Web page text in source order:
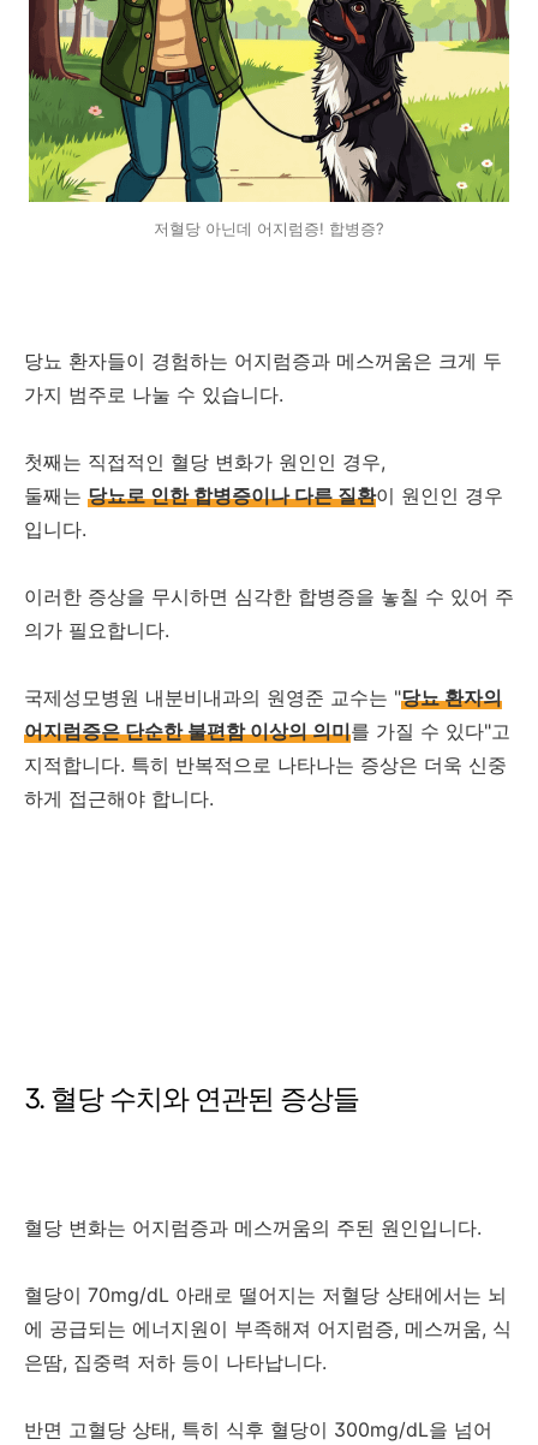
저혈당 아닌데 어지럼증! 합병증?
당뇨 환자들이 경험하는 어지럼증과 메스꺼움은 크게 두
가지 범주로 나눌 수 있습니다.
첫째는 직접적인 혈당 변화가 원인인 경우,
둘째는 당뇨로 인한 합병증이나 다른 질환이 원인인 경우
입니다.
이러한 증상을 무시하면 심각한 합병증을 놓칠 수 있어 주
의가 필요합니다.
국제성모병원 내분비내과의 원영준 교수는 "당뇨 환자의
어지럼증은 단순한 불편함 이상의 의미를 가질 수 있다"고
지적합니다. 특히 반복적으로 나타나는 증상은 더욱 신중
하게 접근해야 합니다.
3. 혈당 수치와 연관된 증상들
혈당 변화는 어지럼증과 메스꺼움의 주된 원인입니다.
혈당이 70mg/dL 아래로 떨어지는 저혈당 상태에서는 뇌
에 공급되는 에너지원이 부족해져 어지럼증, 메스꺼움, 식
은땀, 집중력 저하 등이 나타납니다.
반면 고혈당 상태, 특히 식후 혈당이 300mg/dL을 넘어